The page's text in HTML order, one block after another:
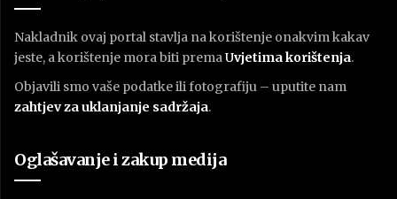
Nakladnik ovaj portal stavlja na korištenje onakvim kakav
jeste, a korištenje mora biti premaUvjetima korištenja.
Objavili smo vaše podatke ili fotografiju – uputite nam
zahtjev za uklanjanje sadržaja.
Oglašavanje i zakup medija